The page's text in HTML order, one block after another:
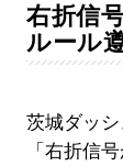
右折信
ルール
茨城ダッ
「右折信